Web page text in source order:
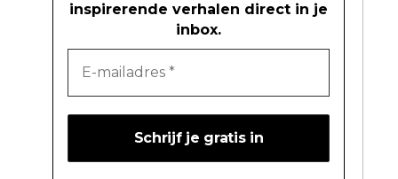
inspirerende verhalen direct in je
inbox.